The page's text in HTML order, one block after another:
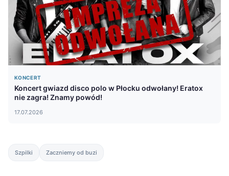
KONCERT
Koncert gwiazd disco polo w Płocku odwołany! Eratox
nie zagra! Znamy powód!
17.07.2026
Szpilki Zaczniemy od buzi